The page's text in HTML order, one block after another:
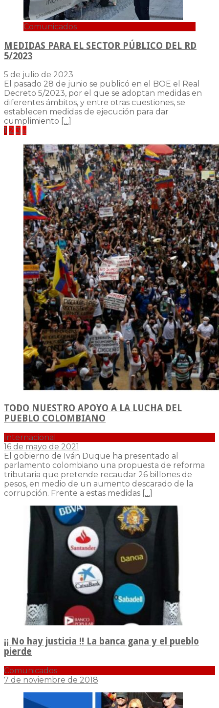
Comunicados
MEDIDAS PARA EL SECTOR PÚBLICO DEL RD
5/2023
5 de julio de 2023
El pasado 28 de junio se publicó en el BOE el Real
Decreto 5/2023, por el que se adoptan medidas en
diferentes ámbitos, y entre otras cuestiones, se
establecen medidas de ejecución para dar
cumplimiento […]
Paginación
entradas
1 2 3 »
TODO NUESTRO APOYO A LA LUCHA DEL
PUEBLO COLOMBIANO
Internacional
16 de mayo de 2021
El gobierno de Iván Duque ha presentado al
parlamento colombiano una propuesta de reforma
tributaria que pretende recaudar 26 billones de
pesos, en medio de un aumento descarado de la
corrupción. Frente a estas medidas […]
¡¡ No hay justicia !! La banca gana y el pueblo
pierde
Comunicados
7 de noviembre de 2018